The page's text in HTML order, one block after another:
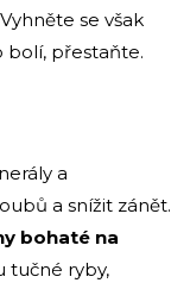
se však
bolí, přestaňte.
a
a snížit zánět.
bohaté na
tučné ryby,